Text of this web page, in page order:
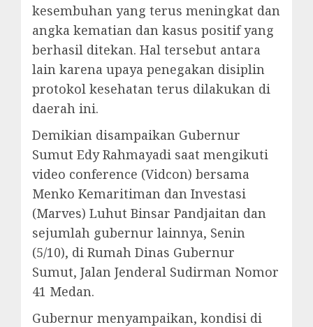
kesembuhan yang terus meningkat dan
angka kematian dan kasus positif yang
berhasil ditekan. Hal tersebut antara
lain karena upaya penegakan disiplin
protokol kesehatan terus dilakukan di
daerah ini.
Demikian disampaikan Gubernur
Sumut Edy Rahmayadi saat mengikuti
video conference (Vidcon) bersama
Menko Kemaritiman dan Investasi
(Marves) Luhut Binsar Pandjaitan dan
sejumlah gubernur lainnya, Senin
(5/10), di Rumah Dinas Gubernur
Sumut, Jalan Jenderal Sudirman Nomor
41 Medan.
Gubernur menyampaikan, kondisi di